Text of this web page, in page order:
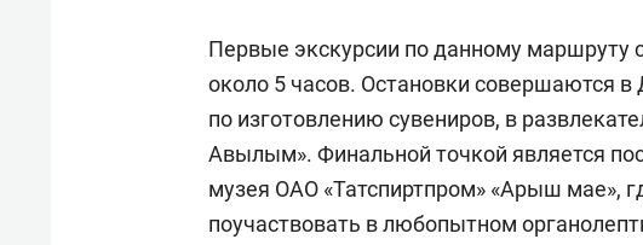
Первые экскурсии по данному маршруту
около 5 часов. Остановки совершаются
по изготовлению сувениров, в
Авылым». Финальной точкой является
музея ОАО «Татспиртпром» «Арыш мае»,
поучаствовать в любопытном